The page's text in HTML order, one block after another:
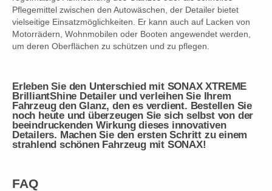
Pflegemittel zwischen den Autowäschen, der Detailer bietet
vielseitige Einsatzmöglichkeiten. Er kann auch auf Lacken von
Motorrädern, Wohnmobilen oder Booten angewendet werden,
um deren Oberflächen zu schützen und zu pflegen.
Erleben Sie den Unterschied mit SONAX XTREME
BrilliantShine Detailer und verleihen Sie Ihrem
Fahrzeug den Glanz, den es verdient. Bestellen Sie
noch heute und überzeugen Sie sich selbst von der
beeindruckenden Wirkung dieses innovativen
Detailers. Machen Sie den ersten Schritt zu einem
strahlend schönen Fahrzeug mit SONAX!
FAQ